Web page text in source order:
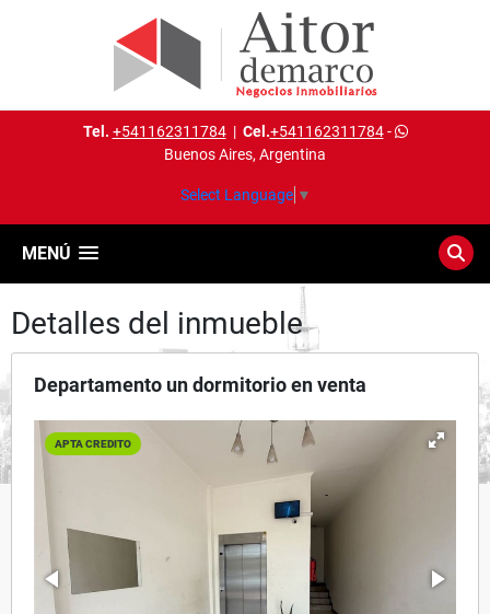
Tel. +541162311784| Cel.+541162311784-
Buenos Aires, Argentina
Select Language ▼
MENÚ
Detalles del inmueble
Departamento un dormitorio en venta
APTA CREDITO